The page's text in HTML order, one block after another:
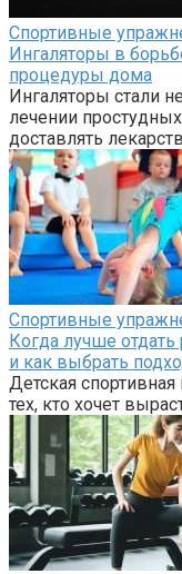
Спортивные
Ингаляторы в
процедуры дома
Ингаляторы стали
лечении
доставлять
Спортивные
Когда лучше
и как выбрать
Детская
тех, кто хочет